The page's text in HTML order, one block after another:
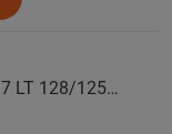
COMFORSER Автошина 295/70 R17 LT 128/125Q CF9000 R/T RWL 10PR лето